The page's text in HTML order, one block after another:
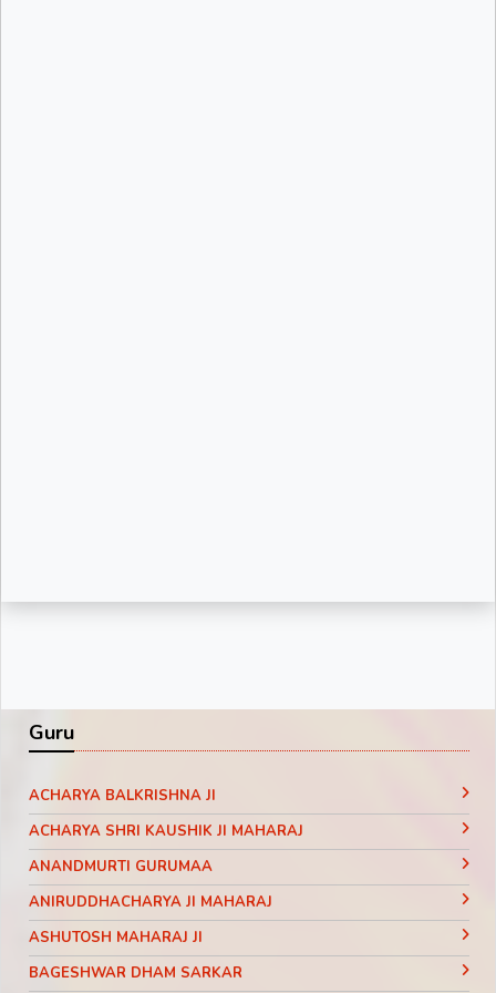
Guru
ACHARYA BALKRISHNA JI
ACHARYA SHRI KAUSHIK JI MAHARAJ
ANANDMURTI GURUMAA
ANIRUDDHACHARYA JI MAHARAJ
ASHUTOSH MAHARAJ JI
BAGESHWAR DHAM SARKAR